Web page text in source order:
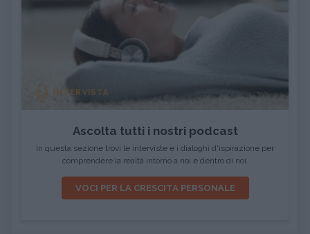
INTERVISTA
Ascolta tutti i nostri podcast
In questa sezione trovi le interviste e i dialoghi d'ispirazione per
comprendere la realtà intorno a noi e dentro di noi.
VOCI PER LA CRESCITA PERSONALE